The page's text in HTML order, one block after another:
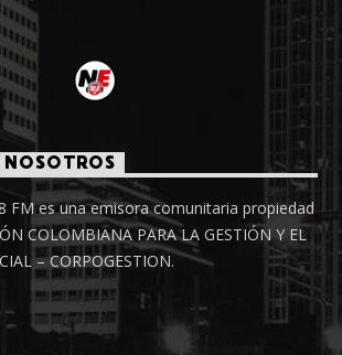
FM es una emisora comunitaria propiedad
COLOMBIANA PARA LA GESTIÓN Y EL
– CORPOGESTION.